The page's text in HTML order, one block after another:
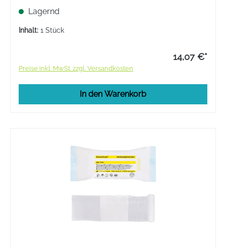
als leichter Schutzverband. Atmungsaktiv,
hautfreundlich & einfach zuzuschneiden. Perfekt
für die Hausapotheke.
Lagernd
Inhalt: 1 Stück
14,07 €*
Preise inkl. MwSt. zzgl. Versandkosten
In den Warenkorb